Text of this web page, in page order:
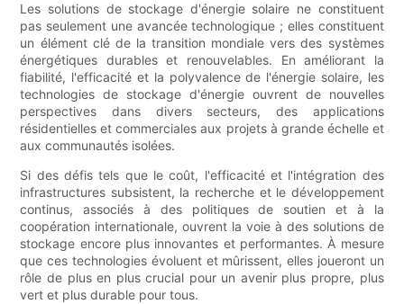
Les solutions de stockage d'énergie solaire ne constituent
pas seulement une avancée technologique ; elles constituent
un élément clé de la transition mondiale vers des systèmes
énergétiques durables et renouvelables. En améliorant la
fiabilité, l'efficacité et la polyvalence de l'énergie solaire, les
technologies de stockage d'énergie ouvrent de nouvelles
perspectives dans divers secteurs, des applications
résidentielles et commerciales aux projets à grande échelle et
aux communautés isolées.
Si des défis tels que le coût, l'efficacité et l'intégration des
infrastructures subsistent, la recherche et le développement
continus, associés à des politiques de soutien et à la
coopération internationale, ouvrent la voie à des solutions de
stockage encore plus innovantes et performantes. À mesure
que ces technologies évoluent et mûrissent, elles joueront un
rôle de plus en plus crucial pour un avenir plus propre, plus
vert et plus durable pour tous.